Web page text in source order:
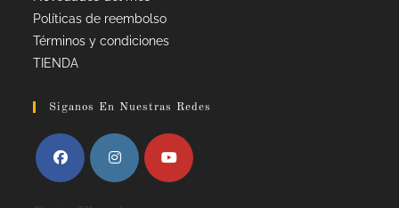
Políticas de reembolso
Términos y condiciones
TIENDA
Siganos En Nuestras Redes